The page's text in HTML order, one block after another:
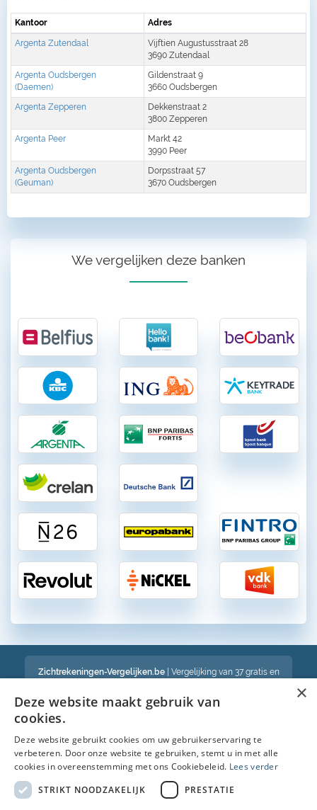
Kantoor Adres
Argenta Zutendaal
Vijftien Augustusstraat 28
3690 Zutendaal
Argenta Oudsbergen
(Daemen)
Gildenstraat 9
3660 Oudsbergen
Argenta Zepperen
Dekkenstraat 2
3800 Zepperen
Argenta Peer
Markt 42
3990 Peer
Argenta Oudsbergen
(Geuman)
Dorpsstraat 57
3670 Oudsbergen
We vergelijken deze banken
Zichtrekeningen-Vergelijken.be| Vergelijking van 37 gratis en
Een volledig onafhankelijke vergelijking van gratis en betalende
bankrekeningen in België
Bekijk ook :
Spaarrekening
×
Deze website maakt gebruik van
cookies.
Deze website gebruikt cookies om uw gebruikerservaring te
verbeteren. Door onze website te gebruiken, stemt u in met alle
cookies in overeenstemming met ons Cookiebeleid. Lees verder
STRIKT NOODZAKELIJK
PRESTATIE